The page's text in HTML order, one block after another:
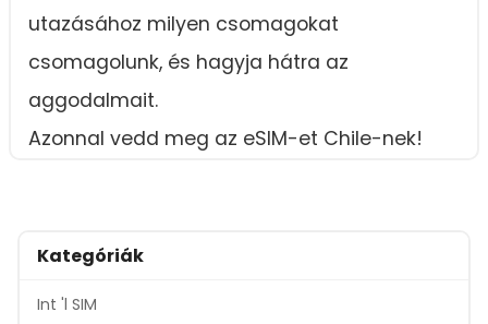
utazásához milyen csomagokat
csomagolunk, és hagyja hátra az
aggodalmait.
Azonnal vedd meg az eSIM-et Chile-nek!
Kategóriák
Int 'l SIM